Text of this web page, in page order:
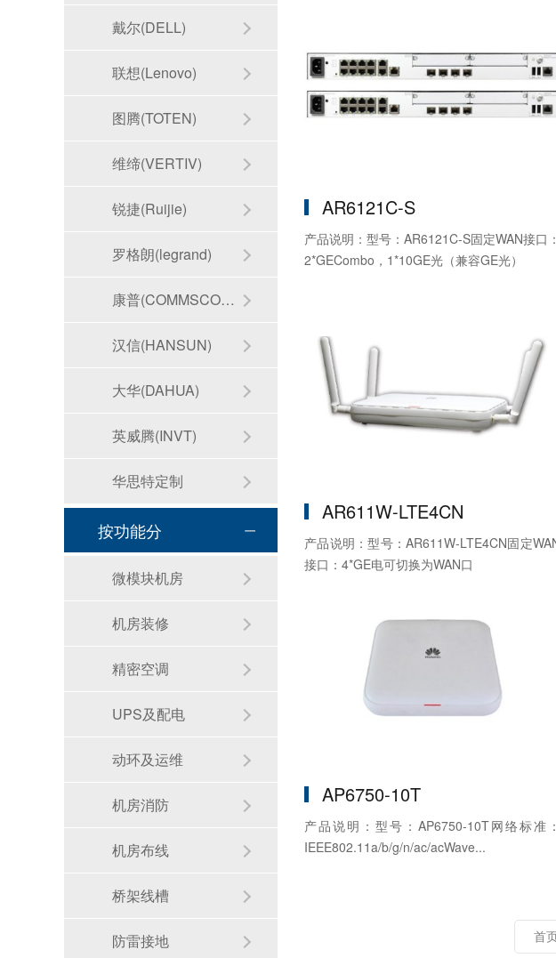
AR6121C-S
产品说明：型号：AR6121C-S固定WAN接口：
2*GECombo，1*10GE光（兼容GE光）
AR611W-LTE4CN
产品说明：型号：AR611W-LTE4CN固定
接口：4*GE电可切换为WAN口
AP6750-10T
产品说明：型号：AP6750-10T网络标准：
IEEE802.11a/b/g/n/ac/acWave...
首
戴尔(DELL)
联想(Lenovo)
图腾(TOTEN)
维缔(VERTIV)
锐捷(Ruijie)
罗格朗(legrand)
康普(COMMSCOPE)
汉信(HANSUN)
大华(DAHUA)
英威腾(INVT)
华思特定制
按功能分
微模块机房
机房装修
精密空调
UPS及配电
动环及运维
机房消防
机房布线
桥架线槽
防雷接地